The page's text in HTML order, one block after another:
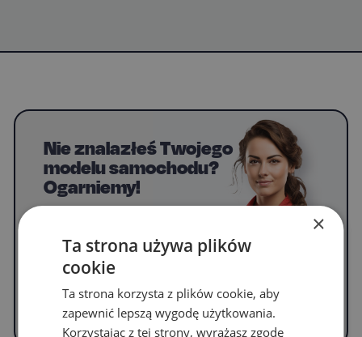
Nie znalazłeś Twojego
modelu samochodu?
Ogarniemy!
WYPEŁNIJ FORMULARZ
×
Ta strona używa plików
cookie
Ta strona korzysta z plików cookie, aby
zapewnić lepszą wygodę użytkowania.
Korzystając z tej strony, wyrażasz zgodę